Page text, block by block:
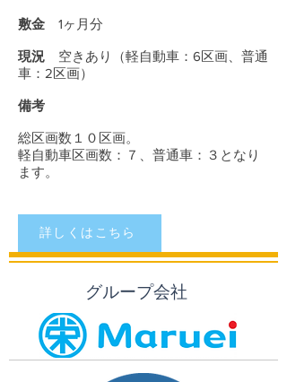
敷金 1ヶ月分
現況 空きあり（軽自動車：6区画、普通
車：2区画）
備考
総区画数１０区画。
軽自動車区画数：７、普通車：３となり
ます。
詳しくはこちら
グループ会社